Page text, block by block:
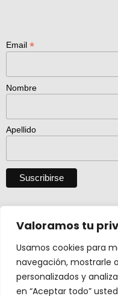
Valoramos tu
Usamos cookies para
navegación, mostrarle
personalizados y
en “Aceptar todo”
Email *
Nombre
Apellido
Descargar catálogo
Actividad creada con el
Ministerio Cultura y